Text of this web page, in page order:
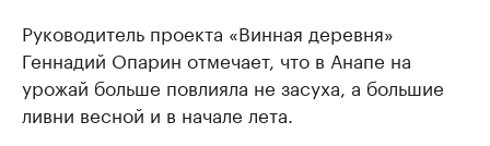
Руководитель проекта «Винная деревня»
Геннадий Опарин отмечает, что в Анапе на
урожай больше повлияла не засуха, а большие
ливни весной и в начале лета.